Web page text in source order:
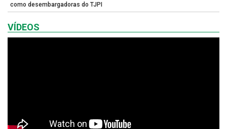
como desembargadoras do TJPI
VÍDEOS